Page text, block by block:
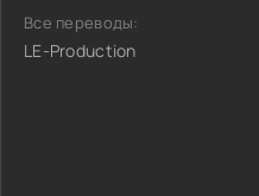
Все переводы:
LE-Production